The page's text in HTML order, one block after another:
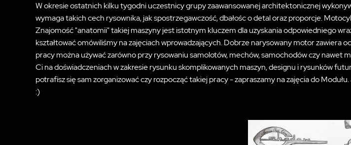
W okresie ostatnich kilku tygodni uczestnicy grupy zaawansowanej architektonicznej
wymaga takich cech rysownika, jak spostrzegawczość, dbałośc o detal oraz proporcje.
Znajomość "anatomii" takiej maszyny jest istotnym kluczem dla uzyskania odpowiedniego
kształtować omówiliśmy na zajęciach wprowadzających. Dobrze narysowany motor zawiera
pracy można używać zarówno przy rysowaniu samolotów, mechów, samochodów czy nawet
Ci na doświadczeniach w zakresie rysunku skomplikowanych maszyn, designu i rysunków
potrafisz się sam zorganizować czy rozpocząć takiej pracy - zapraszamy na zajęcia do
:)